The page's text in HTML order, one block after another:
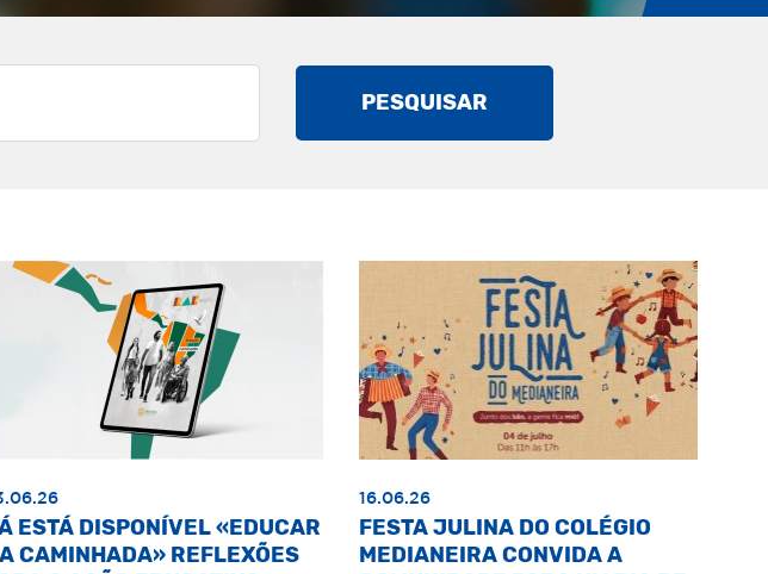
PESQUISAR
ESTÁ DISPONÍVEL «EDUCAR
CAMINHADA» REFLEXÕES
16.06.26
FESTA JULINA DO COLÉGIO
MEDIANEIRA CONVIDA A